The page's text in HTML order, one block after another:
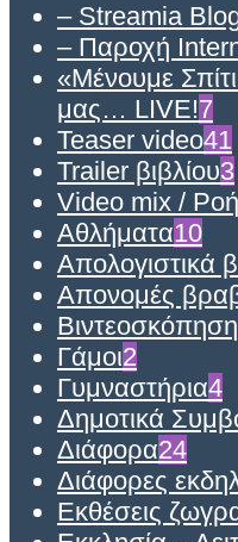
– Streamia
– Παροχή
«Μένουμε
μας… LIVE!7
Teaser video41
Trailer βιβλίου3
Video mix /
Αθλήματα10
Απολογιστικά
Απονομές
Βιντεοσκόπηση
Γάμοι2
Γυμναστήρια4
Δημοτικά
Διάφορα24
Διάφορες
Εκθέσεις